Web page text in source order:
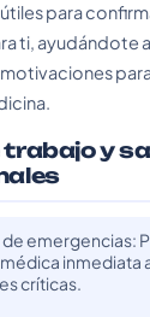
para
ti, ayudándote
trabajo y
emergencias:
inmediata
críticas.